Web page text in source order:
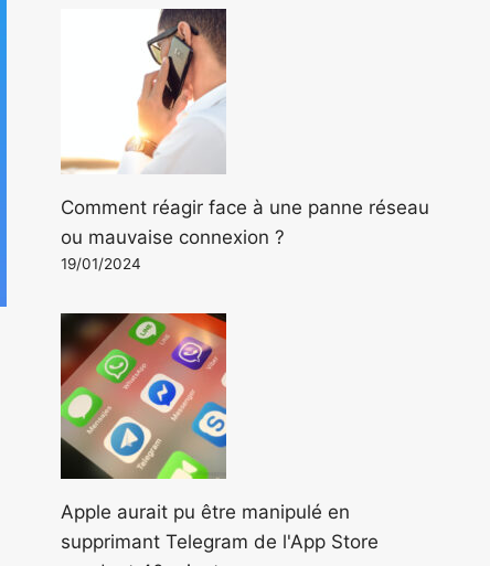
Comment réagir face à une panne réseau
ou mauvaise connexion ?
19/01/2024
Apple aurait pu être manipulé en
supprimant Telegram de l'App Store